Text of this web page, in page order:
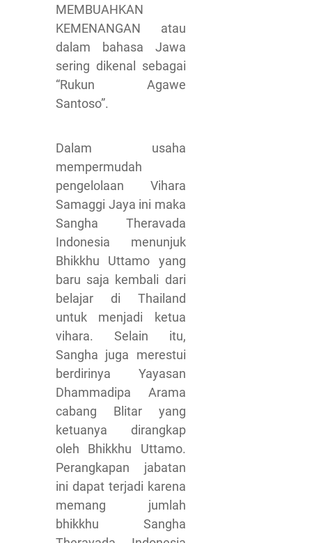
MEMBUAHKAN
KEMENANGAN atau
dalam bahasa Jawa
sering dikenal sebagai
“Rukun Agawe
Santoso”.
Dalam usaha
mempermudah
pengelolaan Vihara
Samaggi Jaya ini maka
Sangha Theravada
Indonesia menunjuk
Bhikkhu Uttamo yang
baru saja kembali dari
belajar di Thailand
untuk menjadi ketua
vihara. Selain itu,
Sangha juga merestui
berdirinya Yayasan
Dhammadipa Arama
cabang Blitar yang
ketuanya dirangkap
oleh Bhikkhu Uttamo.
Perangkapan jabatan
ini dapat terjadi karena
memang jumlah
bhikkhu Sangha